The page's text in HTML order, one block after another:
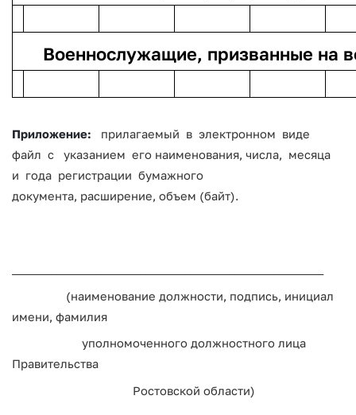
Военнослужащие, призванные на
Приложение:
прилагаемый в электронном виде
файл с указанием его наименования, числа, месяца
и года регистрации бумажного
документа, расширение, объем (байт).
(наименование должности, подпись, инициал
имени, фамилия
уполномоченного должностного лица
Правительства
Ростовской области)